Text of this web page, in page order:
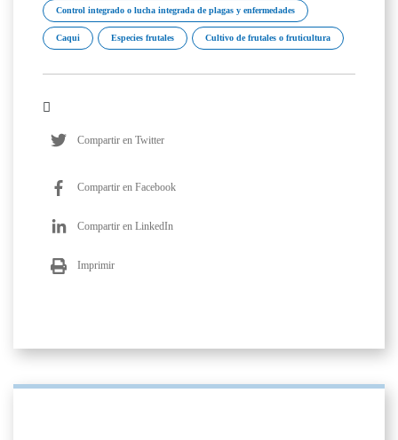
Control integrado o lucha integrada de plagas y enfermedades
Caqui Especies frutales Cultivo de frutales o fruticultura
Compartir en Twitter
Compartir en Facebook
Compartir en LinkedIn
Imprimir